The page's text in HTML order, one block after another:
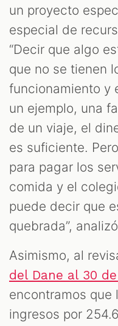
un proyecto
especial de
“Decir que algo
que no se tienen
funcionamiento y
un ejemplo, una
de un viaje, el
es suficiente.
para pagar los
comida y el
puede decir que
quebrada”,
Asimismo, al
del Dane al 30
encontramos
ingresos por